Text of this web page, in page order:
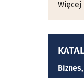
Więcej